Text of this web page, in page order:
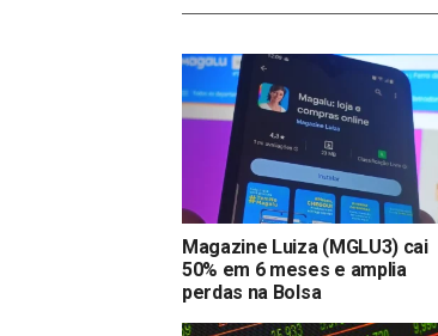
Magazine Luiza (MGLU3) cai
50% em 6 meses e amplia
perdas na Bolsa